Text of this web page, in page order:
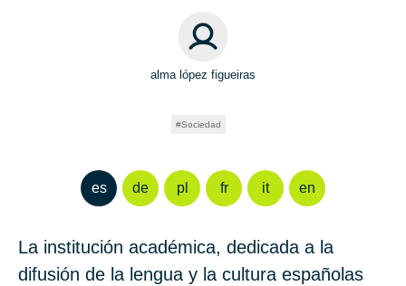
alma lópez figueiras
Sociedad
es de pl fr it en
La institución académica, dedicada a la
difusión de la lengua y la cultura españolas